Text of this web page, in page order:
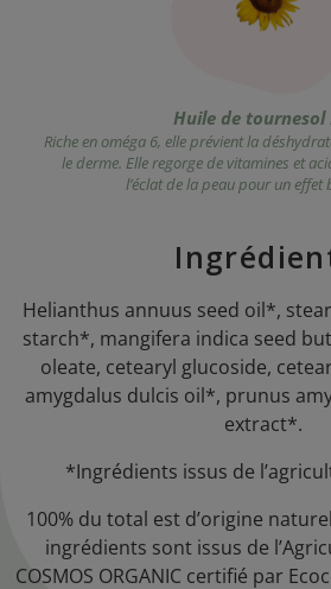
Huile de tournesol
Riche en oméga 6, elle prévient la
le derme. Elle regorge de vitamines et
l’éclat de la peau pour un effet
Helianthus annuus seed oil*,
starch*, mangifera indica seed
oleate, cetearyl glucoside,
amygdalus dulcis oil*, prunus
extract*.
*Ingrédients issus de
100% du total est d’origine
ingrédients sont issus de
COSMOS ORGANIC certifié par